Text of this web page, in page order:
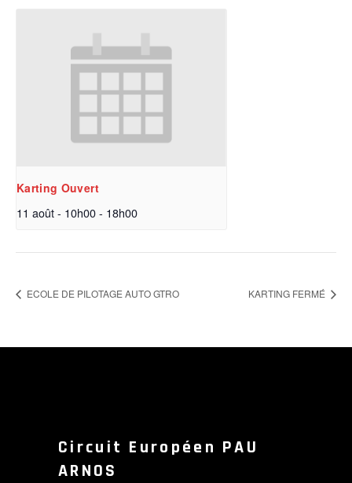
Karting Ouvert
11 août - 10h00- 18h00
ECOLE DE PILOTAGE AUTO GTRO KARTING FERMÉ
Circuit Européen PAU
ARNOS